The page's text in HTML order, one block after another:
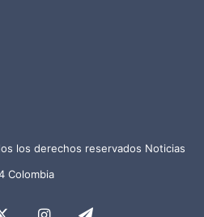
los derechos reservados Noticias
Colombia
InstagramTelegram